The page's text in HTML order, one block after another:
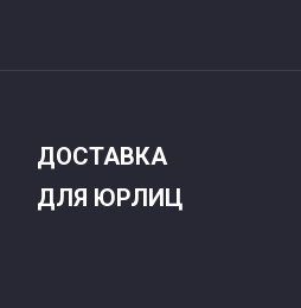
ДОСТАВКА
ДЛЯ ЮРЛИЦ